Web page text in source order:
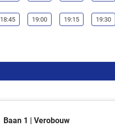
18:45 19:00 19:15 19:30
Baan 1 | Verobouw